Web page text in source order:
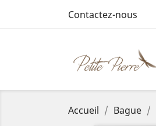
Contactez-nous
Accueil Bague